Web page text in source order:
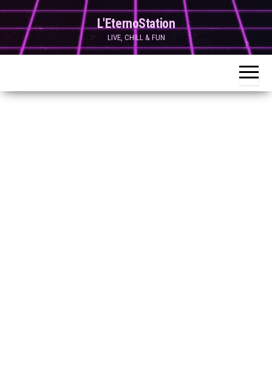
Skip
to
content
L'EternoStation
LIVE, CHILL & FUN